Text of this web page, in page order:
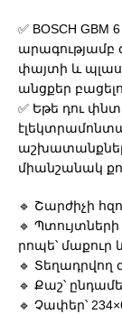
✅ BOSCH
արագությամբ
փայտի և
անցքեր
✅ Եթե դու
միանշանակ քո
🔹 Շարժիչի
🔹
րոպե՝ մաքուր
🔹 Տեղադրվող
🔹 Քաշ՝
🔹 Չափեր՝